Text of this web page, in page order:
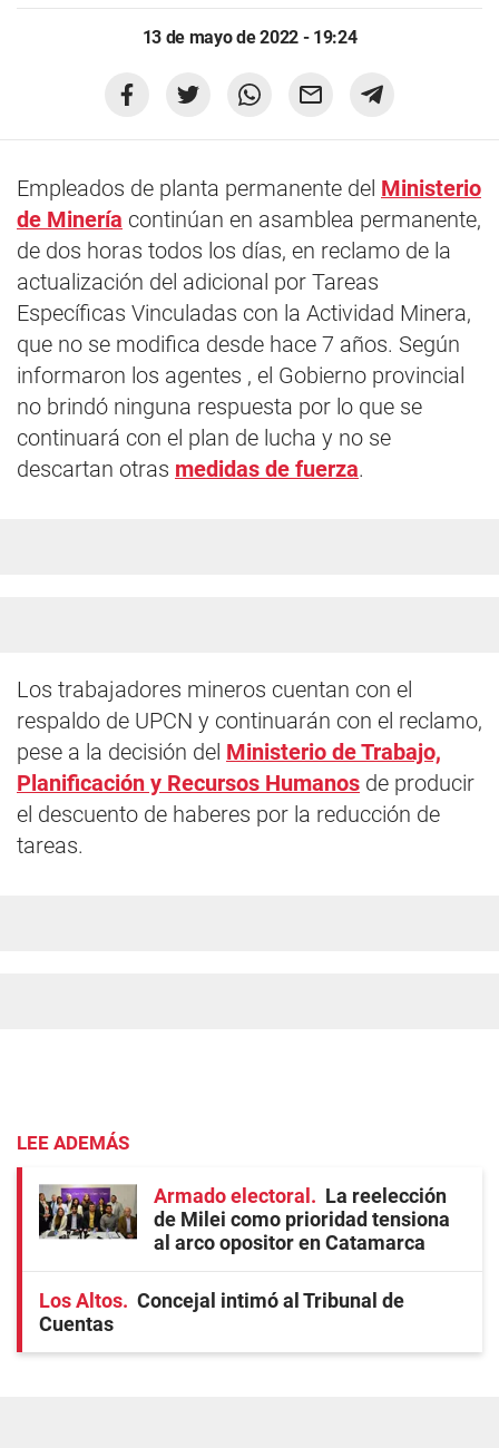
13 de mayo de 2022 - 19:24
Empleados de planta permanente del Ministerio
de Minería continúan en asamblea permanente,
de dos horas todos los días, en reclamo de la
actualización del adicional por Tareas
Específicas Vinculadas con la Actividad Minera,
que no se modifica desde hace 7 años. Según
informaron los agentes , el Gobierno provincial
no brindó ninguna respuesta por lo que se
continuará con el plan de lucha y no se
descartan otras medidas de fuerza.
Los trabajadores mineros cuentan con el
respaldo de UPCN y continuarán con el reclamo,
pese a la decisión del Ministerio de Trabajo,
Planificación y Recursos Humanos de producir
el descuento de haberes por la reducción de
tareas.
LEE ADEMÁS
Armado electoral
La reelección
de Milei como prioridad tensiona
al arco opositor en Catamarca
Los Altos
Concejal intimó al Tribunal de
Cuentas